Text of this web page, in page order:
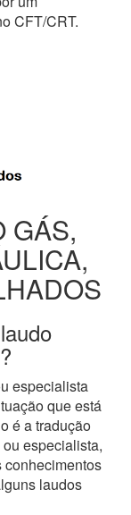
CFT/CRT.
GÁS,
especialista
que está
é a tradução
especialista,
conhecimentos
laudos